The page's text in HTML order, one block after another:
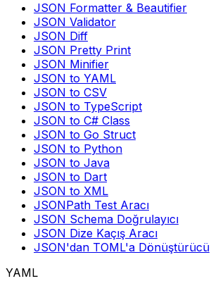
JSON Formatter & Beautifier
JSON Validator
JSON Diff
JSON Pretty Print
JSON Minifier
JSON to YAML
JSON to CSV
JSON to TypeScript
JSON to C# Class
JSON to Go Struct
JSON to Python
JSON to Java
JSON to Dart
JSON to XML
JSONPath Test Aracı
JSON Schema Doğrulayıcı
JSON Dize Kaçış Aracı
JSON'dan TOML'a Dönüştürücü
YAML